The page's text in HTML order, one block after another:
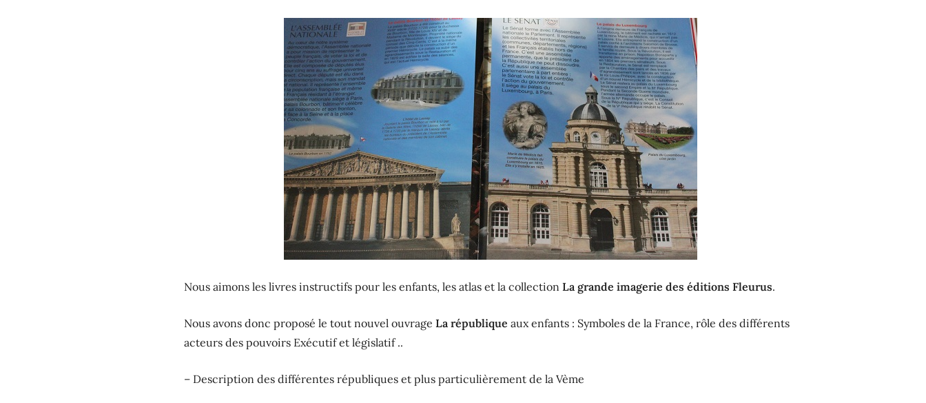
Nous aimons les livres instructifs pour les enfants, les atlas et la collection La grande imagerie des éditions Fleurus.
Nous avons donc proposé le tout nouvel ouvrage La république aux enfants : Symboles de la France, rôle des différents
acteurs des pouvoirs Exécutif et législatif ..
– Description des différentes républiques et plus particulièrement de la Vème